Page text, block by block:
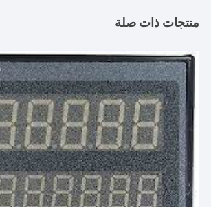
منتجات ذات صلة